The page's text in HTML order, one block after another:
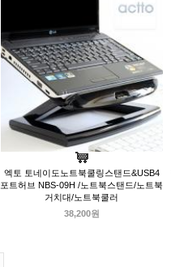
엑토 토네이도노트북쿨링스탠드&USB4
포트허브 NBS-09H /노트북스탠드/노트북
거치대/노트북쿨러
38,200원